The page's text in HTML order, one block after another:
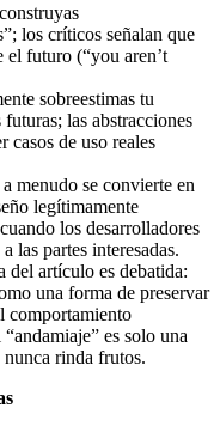
los críticos señalan que
el futuro (“you aren’t
sobreestimas tu
las abstracciones
casos de uso reales
menudo se convierte en
legítimamente
los desarrolladores
las partes interesadas.
del artículo es debatida:
una forma de preservar
comportamiento
es solo una
rinda frutos.